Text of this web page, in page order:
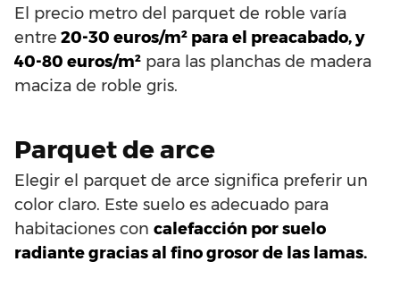
El precio metro del parquet de roble varía
entre 20-30 euros/m² para el preacabado, y
40-80 euros/m² para las planchas de madera
maciza de roble gris.
Parquet de arce
Elegir el parquet de arce significa preferir un
color claro. Este suelo es adecuado para
habitaciones con calefacción por suelo
radiante gracias al fino grosor de las lamas.